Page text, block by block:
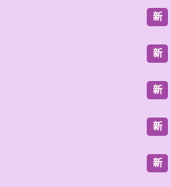
新
新
新
新
新